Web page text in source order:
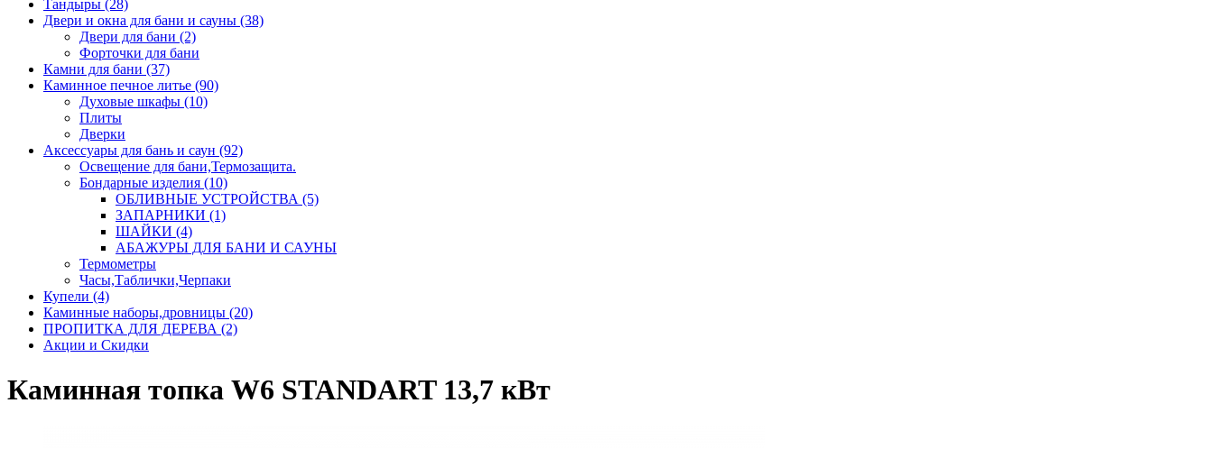
Тандыры (28)
Двери и окна для бани и сауны (38)
Двери для бани (2)
Форточки для бани
Камни для бани (37)
Каминное печное литье (90)
Духовые шкафы (10)
Плиты
Дверки
Аксессуары для бань и саун (92)
Освещение для бани,Термозащита.
Бондарные изделия (10)
ОБЛИВНЫЕ УСТРОЙСТВА (5)
ЗАПАРНИКИ (1)
ШАЙКИ (4)
АБАЖУРЫ ДЛЯ БАНИ И САУНЫ
Термометры
Часы,Таблички,Черпаки
Купели (4)
Каминные наборы,дровницы (20)
ПРОПИТКА ДЛЯ ДЕРЕВА (2)
Акции и Скидки
Каминная топка W6 STANDART 13,7 кВт